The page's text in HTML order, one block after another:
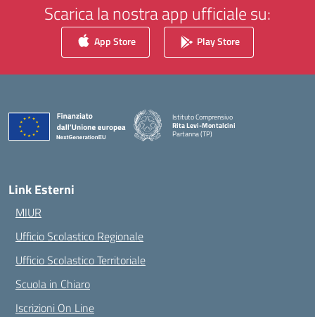
Scarica la nostra app ufficiale su:
App Store Play Store
Istituto Comprensivo
Rita Levi-Montalcini
Partanna (TP)
Link Esterni
MIUR
Ufficio Scolastico Regionale
Ufficio Scolastico Territoriale
Scuola in Chiaro
Iscrizioni On Line